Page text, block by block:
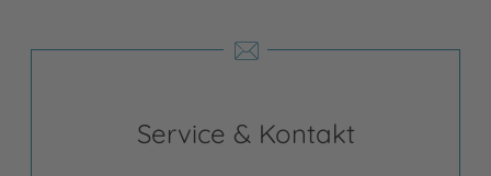
Service & Kontakt